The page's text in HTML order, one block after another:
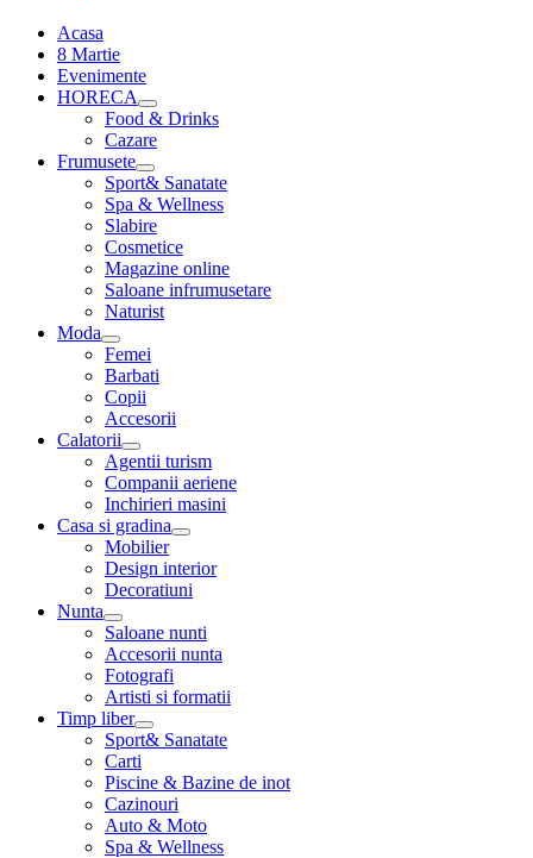
Acasa
8 Martie
Evenimente
HORECA
Food & Drinks
Cazare
Frumusete
Sport& Sanatate
Spa & Wellness
Slabire
Cosmetice
Magazine online
Saloane infrumusetare
Naturist
Moda
Femei
Barbati
Copii
Accesorii
Calatorii
Agentii turism
Companii aeriene
Inchirieri masini
Casa si gradina
Mobilier
Design interior
Decoratiuni
Nunta
Saloane nunti
Accesorii nunta
Fotografi
Artisti si formatii
Timp liber
Sport& Sanatate
Carti
Piscine & Bazine de inot
Cazinouri
Auto & Moto
Spa & Wellness